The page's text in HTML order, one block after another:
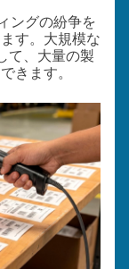
ングの紛争を
す。大規模な
て、大量の製
きます。